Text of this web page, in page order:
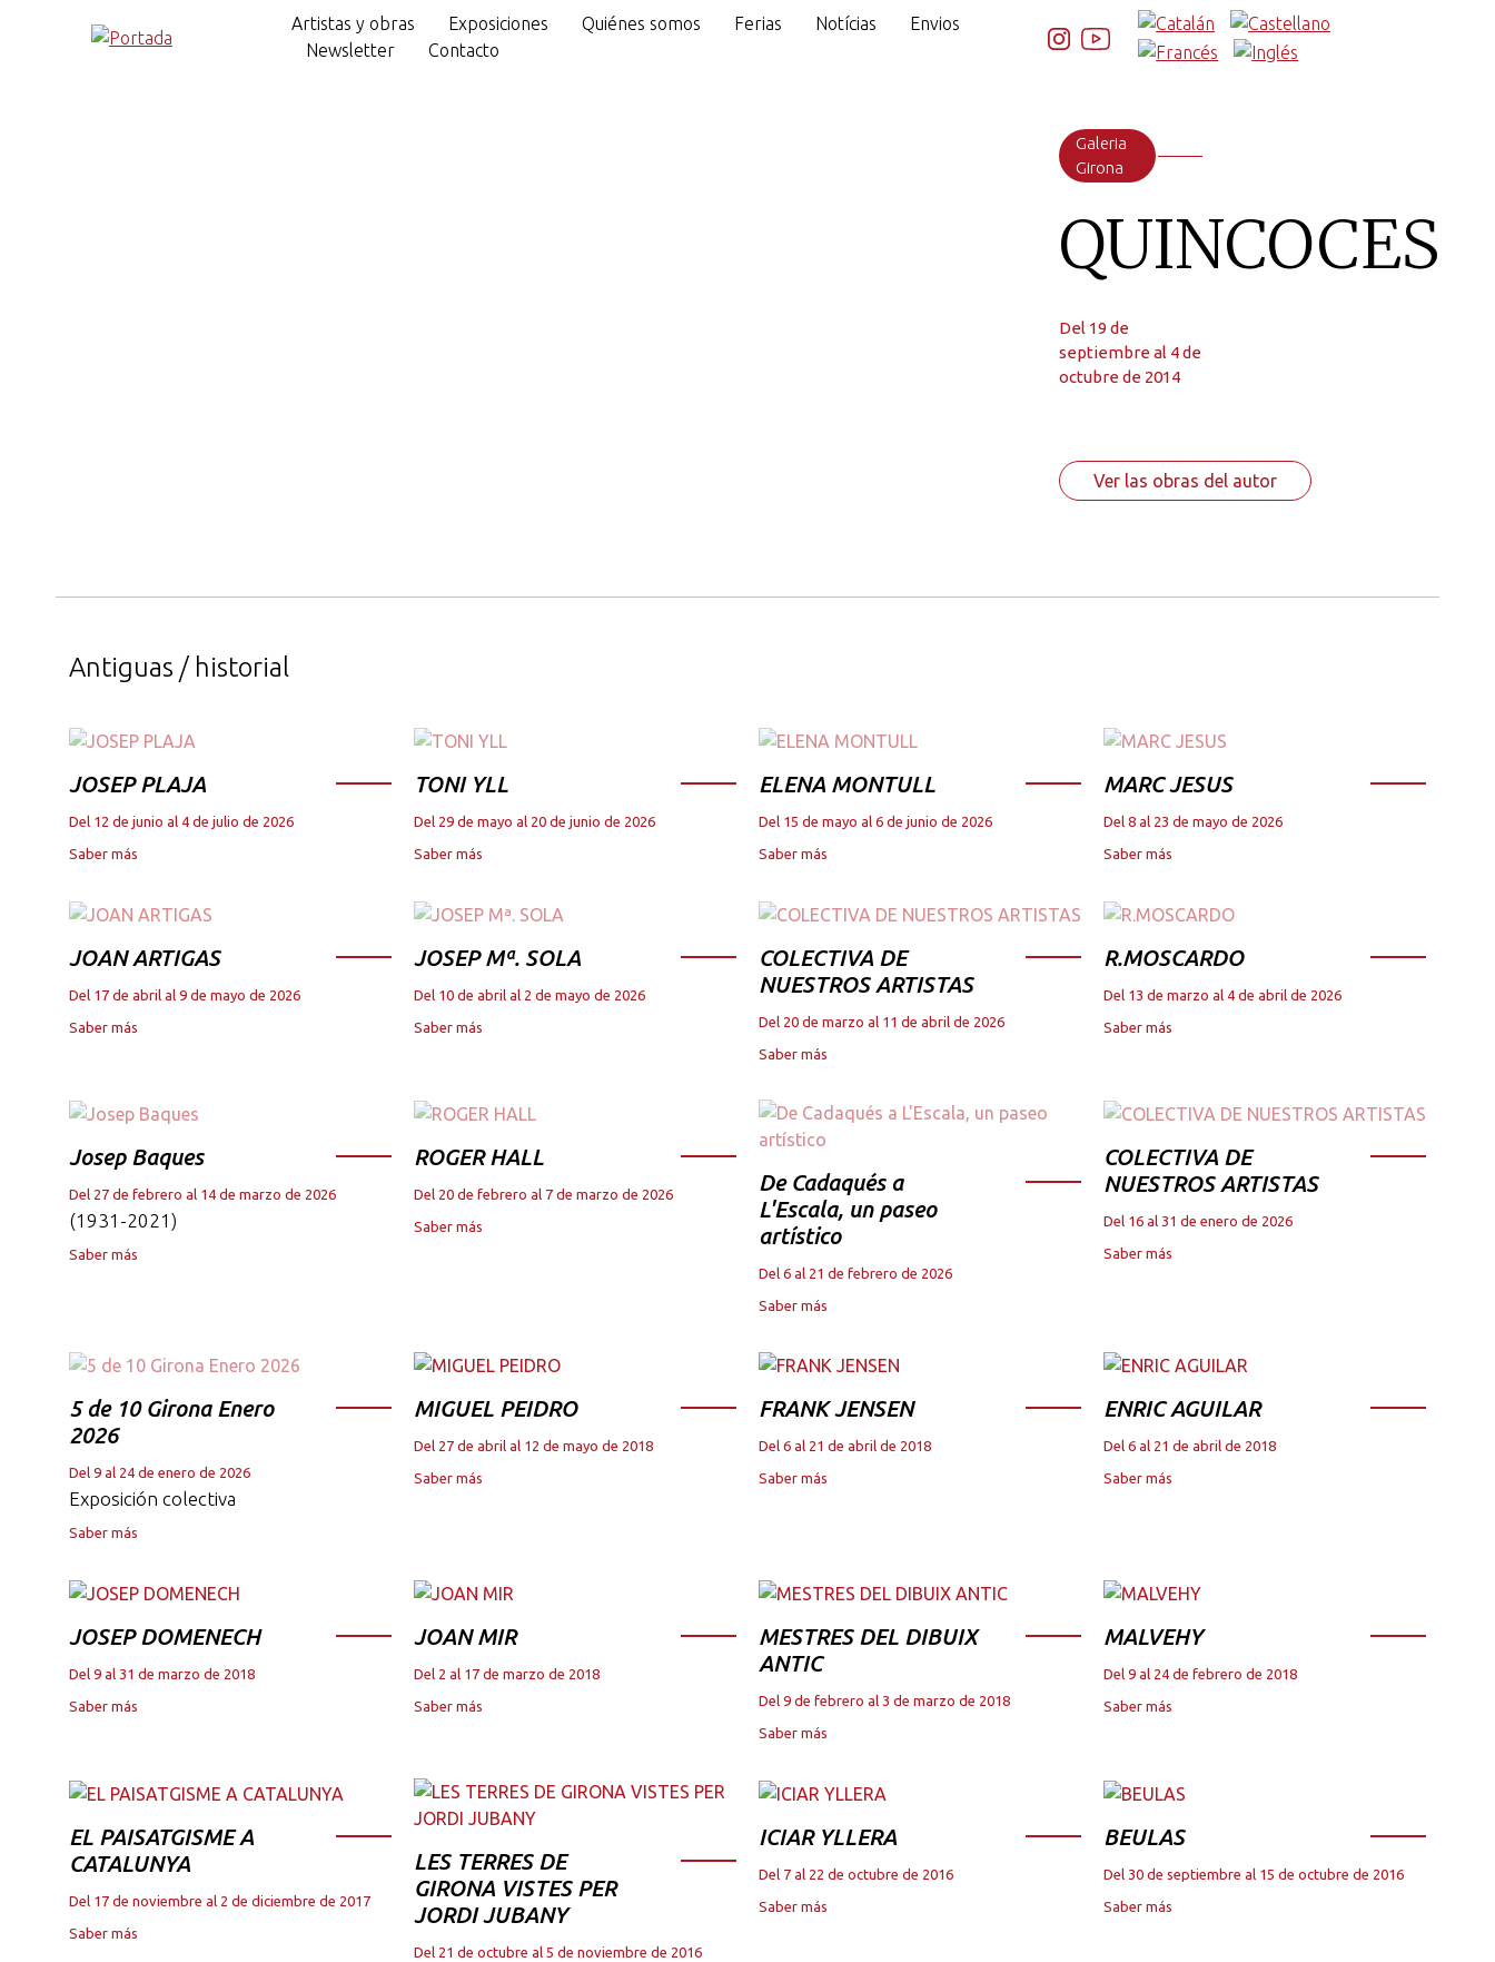
Artistas y obras Exposiciones Quiénes somos Ferias Notícias
Envios
Newsletter
Contacto
Galeria
Girona
QUINCOCES
Del 19 de
septiembre al 4 de
octubre de 2014
Ver las obras del autor
Antiguas / historial
JOSEP PLAJA
Del 12 de junio al 4 de julio de 2026
Saber más
TONI YLL
Del 29 de mayo al 20 de junio de 2026
Saber más
ELENA MONTULL
Del 15 de mayo al 6 de junio de 2026
Saber más
MARC JESUS
Del 8 al 23 de mayo de 2026
Saber más
JOAN ARTIGAS
Del 17 de abril al 9 de mayo de 2026
Saber más
JOSEP Mª. SOLA
Del 10 de abril al 2 de mayo de 2026
Saber más
COLECTIVA DE
NUESTROS ARTISTAS
Del 20 de marzo al 11 de abril de 2026
Saber más
R.MOSCARDO
Del 13 de marzo al 4 de abril de 2026
Saber más
Josep Baques
Del 27 de febrero al 14 de marzo de 2026
(1931-2021)
Saber más
ROGER HALL
Del 20 de febrero al 7 de marzo de 2026
Saber más
De Cadaqués a
L'Escala, un paseo
artístico
Del 6 al 21 de febrero de 2026
Saber más
COLECTIVA DE
NUESTROS ARTISTAS
Del 16 al 31 de enero de 2026
Saber más
5 de 10 Girona Enero
2026
Del 9 al 24 de enero de 2026
Exposición colectiva
Saber más
MIGUEL PEIDRO
Del 27 de abril al 12 de mayo de 2018
Saber más
FRANK JENSEN
Del 6 al 21 de abril de 2018
Saber más
ENRIC AGUILAR
Del 6 al 21 de abril de 2018
Saber más
JOSEP DOMENECH
Del 9 al 31 de marzo de 2018
Saber más
JOAN MIR
Del 2 al 17 de marzo de 2018
Saber más
MESTRES DEL DIBUIX
ANTIC
Del 9 de febrero al 3 de marzo de 2018
Saber más
MALVEHY
Del 9 al 24 de febrero de 2018
Saber más
EL PAISATGISME A
CATALUNYA
Del 17 de noviembre al 2 de diciembre de 2017
Saber más
LES TERRES DE
GIRONA VISTES PER
JORDI JUBANY
Del 21 de octubre al 5 de noviembre de 2016
ICIAR YLLERA
Del 7 al 22 de octubre de 2016
Saber más
BEULAS
Del 30 de septiembre al 15 de octubre de 2016
Saber más